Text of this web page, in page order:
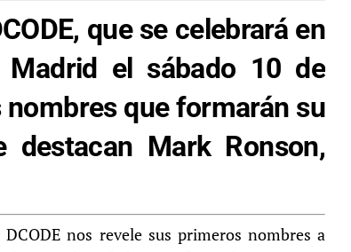
que se celebrará en
Madrid el sábado 10 de
que formarán su
Mark Ronson,
nos revele sus primeros nombres a